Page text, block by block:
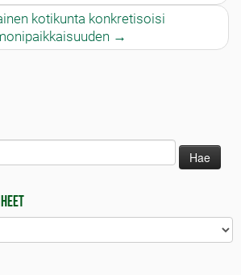
kotikunta konkretisoisi
→